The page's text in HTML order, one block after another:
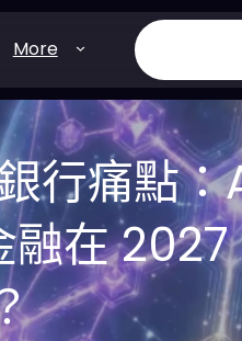
More
搜
尋
行痛點：
融在 2027